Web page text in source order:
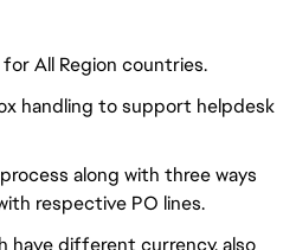
All Region countries.
handling to support helpdesk
along with three ways
respective PO lines.
have different currency, also